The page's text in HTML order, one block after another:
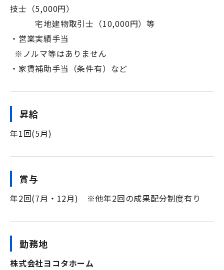
技士（5,000円）
宅地建物取引士（10,000円）等
・営業実績手当
※ノルマ等はありません
・家賃補助手当（条件有）など
昇給
年1回(5月)
賞与
年2回(7月・12月) ※他年2回の成果配分制度有り
勤務地
株式会社ヨコタホーム